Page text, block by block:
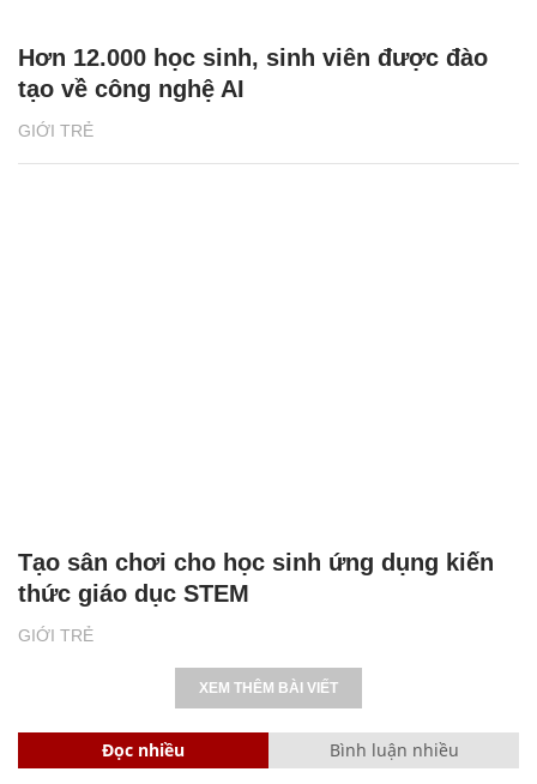
GIỚI TRẺ
Hơn 12.000 học sinh, sinh viên được đào
tạo về công nghệ AI
GIỚI TRẺ
Tạo sân chơi cho học sinh ứng dụng kiến
thức giáo dục STEM
XEM THÊM BÀI VIẾT
Đọc nhiều Bình luận nhiều